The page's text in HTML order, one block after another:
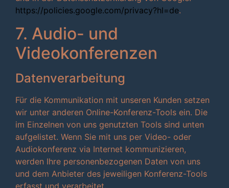
https://policies.google.com/privacy?hl=de.
7. Audio- und
Videokonferenzen
Datenverarbeitung
Für die Kommunikation mit unseren Kunden setzen
wir unter anderen Online-Konferenz-Tools ein. Die
im Einzelnen von uns genutzten Tools sind unten
aufgelistet. Wenn Sie mit uns per Video- oder
Audiokonferenz via Internet kommunizieren,
werden Ihre personenbezogenen Daten von uns
und dem Anbieter des jeweiligen Konferenz-Tools
erfasst und verarbeitet.